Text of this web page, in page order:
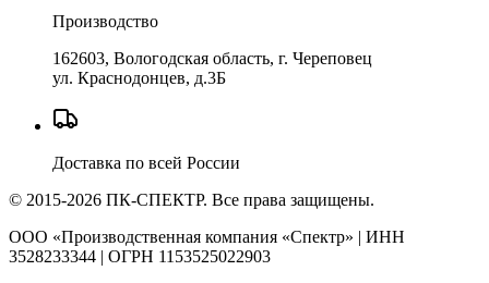
Производство
162603, Вологодская область, г. Череповец
ул. Краснодонцев, д.3Б
Доставка по всей России
© 2015-2026 ПК-СПЕКТР. Все права защищены.
ООО «Производственная компания «Спектр» | ИНН
3528233344 | ОГРН 1153525022903